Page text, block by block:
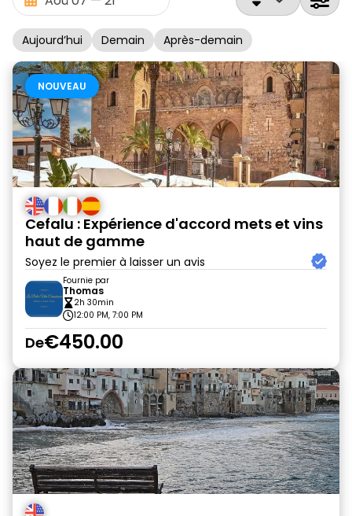
Aujourd’hui Demain Après-demain
NOUVEAU
Cefalu : Expérience d'accord mets et vins
haut de gamme
Soyez le premier à laisser un avis
Fournie par
Thomas
2h 30min
12:00 PM, 7:00 PM
De€450.00